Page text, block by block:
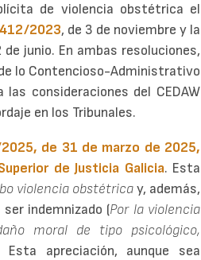
de violencia obstétrica el
2023, de 3 de noviembre y la
de junio. En ambas resoluciones,
lo Contencioso-Administrativo
consideraciones del CEDAW
en los Tribunales.
de 31 de marzo de 2025,
de Justicia Galicia. Esta
violencia obstétricay, además,
indemnizado (Por la violencia
moral de tipo psicológico,
Esta apreciación, aunque sea